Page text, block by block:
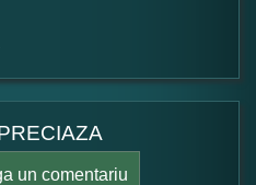
un comentariu